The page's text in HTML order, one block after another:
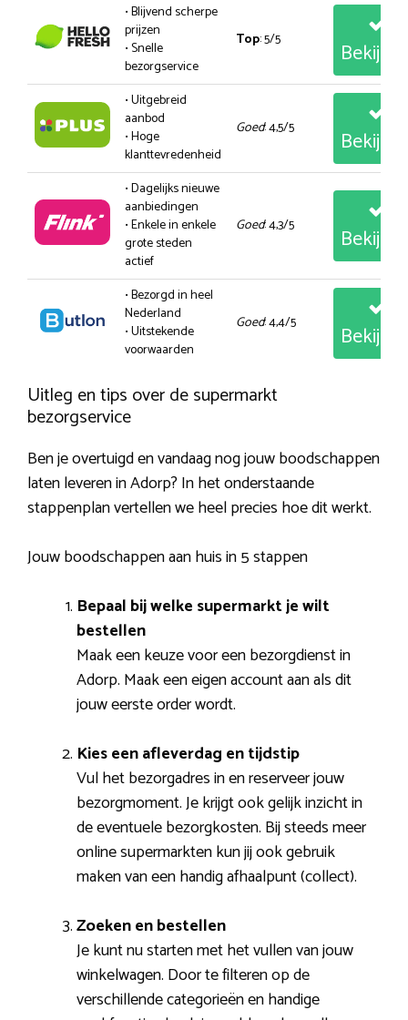
• Blijvend scherpe
prijzen
• Snelle
bezorgservice
Top: 5/5
• Uitgebreid
aanbod
• Hoge
klanttevredenheid
Goed: 4,5/5
• Dagelijks nieuwe
aanbiedingen
• Enkele in enkele
grote steden
actief
Goed: 4,3/5
• Bezorgd in heel
Nederland
• Uitstekende
voorwaarden
Goed: 4,4/5
Uitleg en tips over de supermarkt
bezorgservice
Ben je overtuigd en vandaag nog jouw boodschappen
laten leveren in Adorp? In het onderstaande
stappenplan vertellen we heel precies hoe dit werkt.
Jouw boodschappen aan huis in 5 stappen
Bepaal bij welke supermarkt je wilt
bestellen
Maak een keuze voor een bezorgdienst in
Adorp. Maak een eigen account aan als dit
jouw eerste order wordt.
Kies een afleverdag en tijdstip
Vul het bezorgadres in en reserveer jouw
bezorgmoment. Je krijgt ook gelijk inzicht in
de eventuele bezorgkosten. Bij steeds meer
online supermarkten kun jij ook gebruik
maken van een handig afhaalpunt (collect).
Zoeken en bestellen
Je kunt nu starten met het vullen van jouw
winkelwagen. Door te filteren op de
verschillende categorieën en handige